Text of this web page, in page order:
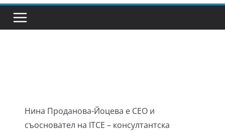
Нина Проданова-Йоцева е CEO и
съосновател на ITCE – консултантска